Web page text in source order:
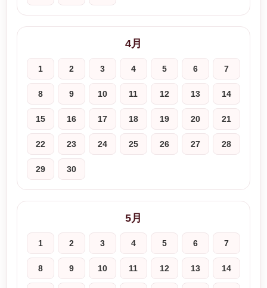
4月
1 2 3 4 5 6 7
8 9 10 11 12 13 14
15 16 17 18 19 20 21
22 23 24 25 26 27 28
29 30
5月
1 2 3 4 5 6 7
8 9 10 11 12 13 14